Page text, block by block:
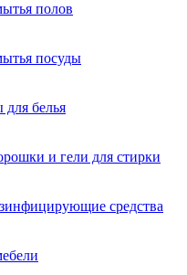
полов
посуды
белья
и гели для стирки
средства